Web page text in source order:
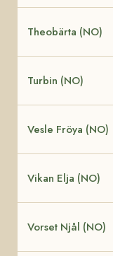
Theobärta (NO)
Turbin (NO)
Vesle Fröya (NO)
Vikan Elja (NO)
Vorset Njål (NO)